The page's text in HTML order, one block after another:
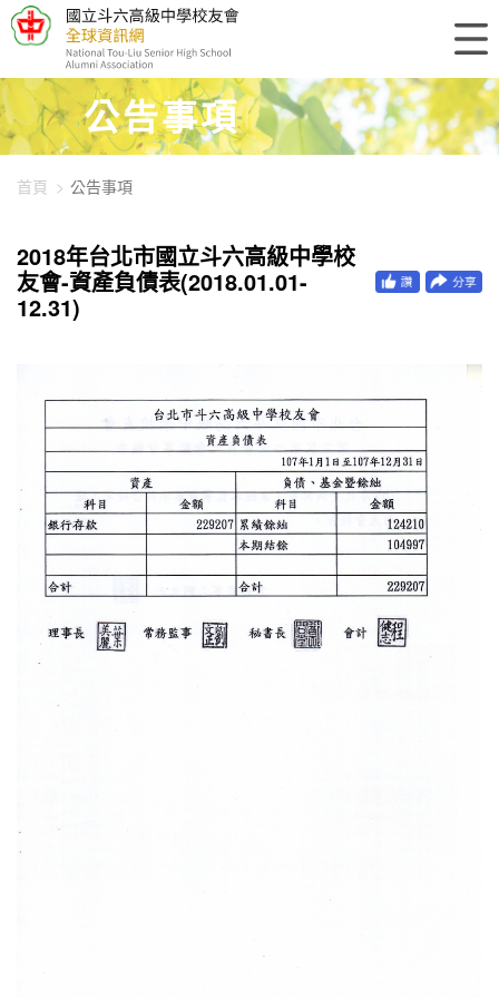
448-1313
公告事項
首頁 公告事項
2018年台北市國立斗六高級中學校
友會-資產負債表(2018.01.01-
12.31)